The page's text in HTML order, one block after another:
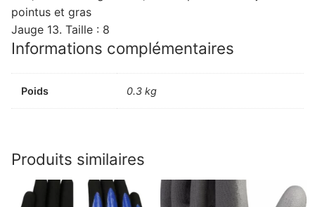
pointus et gras
Jauge 13. Taille : 8
Informations complémentaires
Poids 0.3 kg
Produits similaires